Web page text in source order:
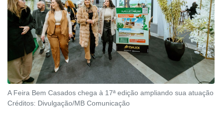
A Feira Bem Casados chega à 17ª edição ampliando sua atuação
Créditos: Divulgação/MB Comunicação